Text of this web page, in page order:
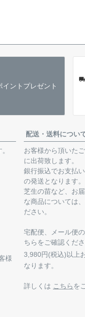
イントプレゼント
様
配送・送料につい
お客様から頂いた
に出荷致します。
銀行振込でお支払
の発送となります。
芝生の苗など、お
な商品については
ださい。
宅配便、メール便
ちらをご確認くださ
3,980円(税込)以上
なります。
詳しくは こちら を